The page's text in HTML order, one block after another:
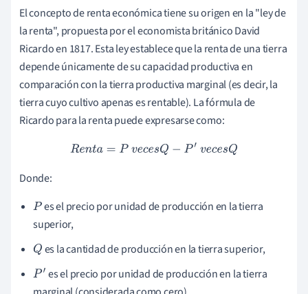
El concepto de renta económica tiene su origen en la "ley de
la renta", propuesta por el economista británico David
Ricardo en 1817. Esta ley establece que la renta de una tierra
depende únicamente de su capacidad productiva en
comparación con la tierra productiva marginal (es decir, la
tierra cuyo cultivo apenas es rentable). La fórmula de
Ricardo para la renta puede expresarse como:
Re nta=PvecesQ− P′ vec esQ
Donde:
P es el precio por unidad de producción en la tierra
superior,
Q es la cantidad de producción en la tierra superior,
P′ es el precio por unidad de producción en la tierra